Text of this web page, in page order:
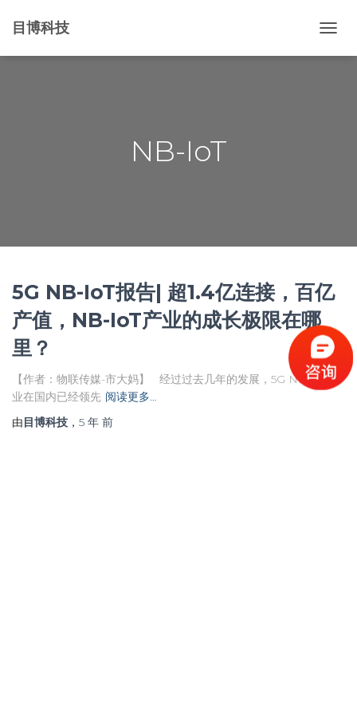
目博科技
换
NB-IoT
5G NB-IoT报告| 超1.4亿连接，百亿
产值，NB-IoT产业的成长极限在哪
里？
【作者：物联传媒-市大妈】 经过过去几年的发展，5G NB-IoT 产
业在国内已经领先 阅读更多…
由目博科技 ， 5 年 前